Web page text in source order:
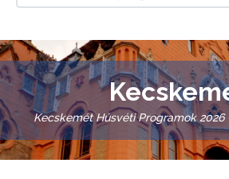
Kecskemét Húsvéti Programok